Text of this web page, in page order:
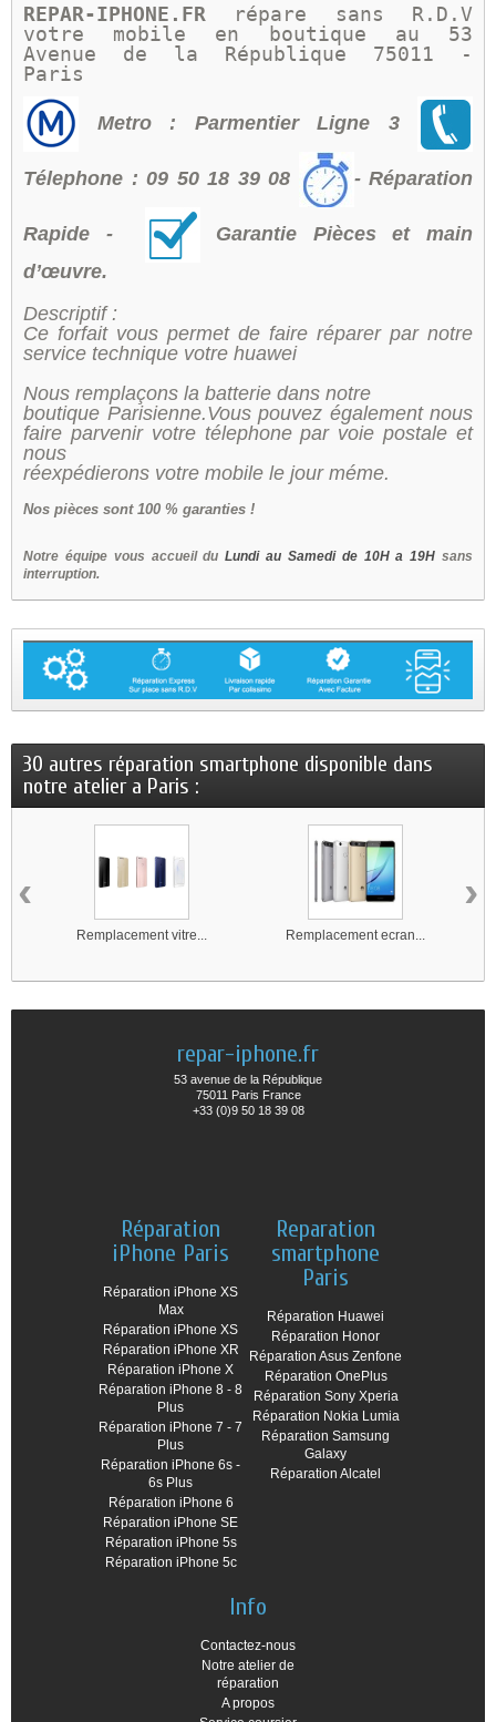
REPAR-IPHONE.FR
répare sans R.D.V
votre mobile en boutique au 53
Avenue de la République 75011 -
Paris
Metro : Parmentier Ligne 3
Télephone : 09 50 18 39 08 - Réparation
Rapide -
Garantie Pièces et main
d’œuvre.
Descriptif :
Ce forfait vous permet de faire réparer par notre
service technique votre huawei
Nous remplaçons la batterie dans notre
boutique Parisienne.Vous pouvez également nous
faire parvenir votre télephone par voie postale et
nous
réexpédierons votre mobile le jour méme.
Nos pièces sont 100 % garanties !
Notre équipe vous accueil duLundi au Samedi de 10H a 19H sans
interruption.
30 autres réparation smartphone disponible dans
notre atelier a Paris :
Remplacement vitre... Remplacement ecran...
‹ ›
repar-iphone.fr
53 avenue de la République
75011 Paris France
+33 (0)9 50 18 39 08
Réparation
iPhone Paris
Réparation iPhone XS
Max
Réparation iPhone XS
Réparation iPhone XR
Réparation iPhone X
Réparation iPhone 8 - 8
Plus
Réparation iPhone 7 - 7
Plus
Réparation iPhone 6s -
6s Plus
Réparation iPhone 6
Réparation iPhone SE
Réparation iPhone 5s
Réparation iPhone 5c
Reparation
smartphone
Paris
Réparation Huawei
Réparation Honor
Réparation Asus Zenfone
Réparation OnePlus
Réparation Sony Xperia
Réparation Nokia Lumia
Réparation Samsung
Galaxy
Réparation Alcatel
Info
Contactez-nous
Notre atelier de
réparation
A propos